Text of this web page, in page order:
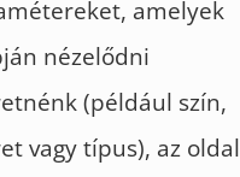
amelyek
nézelődni
(például szín,
vagy típus), az oldal